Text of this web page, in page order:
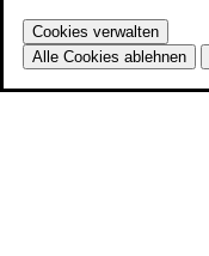
Cookies verwalten
Alle Cookies ablehnen